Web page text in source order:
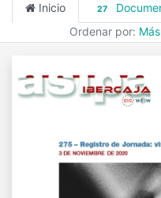
Inicio 27
Ordenar por: